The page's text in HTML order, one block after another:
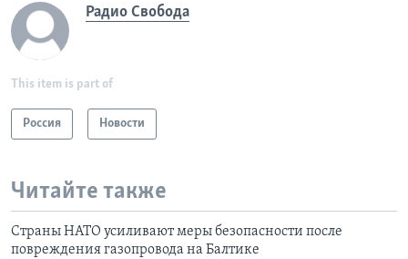
Радио Свобода
This item is part of
Россия Новости
Читайте также
Страны НАТО усиливают меры безопасности после
повреждения газопровода на Балтике